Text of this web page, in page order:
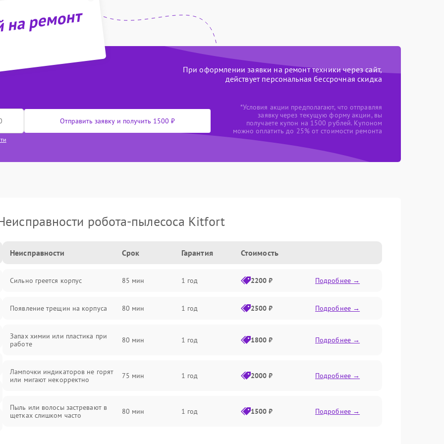
ремонт
При оформлении заявки на ремонт техники через сайт,
действует персональная бессрочная скидка
Отправить заявку и получить 1500 ₽
*Условия акции предполагают, что отправляя
заявку через текущую форму акции, вы
получаете купон на 1500 рублей. Купоном
можно оплатить до 25% от стоимости ремонта
робота-пылесоса Kitfort
Неисправности Срок Гарантия Стоимость
Сильно греется корпус 85 мин 1 год 2200 ₽ Подробнее →
Появление трещин на корпуса 80 мин 1 год 2500 ₽ Подробнее →
Запах химии или пластика при
работе
80 мин 1 год 1800 ₽ Подробнее →
Лампочки индикаторов не горят
или мигают некорректно
75 мин 1 год 2000 ₽ Подробнее →
Пыль или волосы застревают в
щетках слишком часто
80 мин 1 год 1500 ₽ Подробнее →